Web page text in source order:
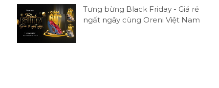
Tưng bừng Black Friday - Giá rẻ
ngất ngây cùng Oreni Việt Nam